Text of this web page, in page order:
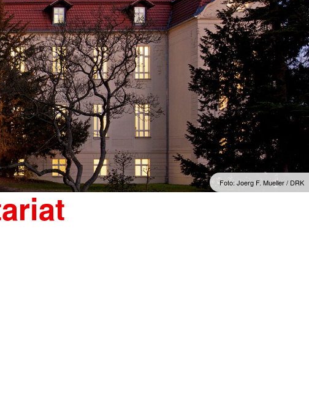
Foto: Joerg F. Mueller / DRK